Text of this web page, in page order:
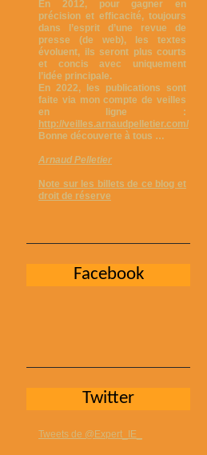
En 2012, pour gagner en
précision et efficacité, toujours
dans l’esprit d’une revue de
presse (de web), les textes
évoluent, ils seront plus courts
et concis avec uniquement
l’idée principale.
En 2022, les publications sont
faite via mon compte de veilles
en ligne :
http://veilles.arnaudpelletier.com/
Bonne découverte à tous …
Arnaud Pelletier
Note sur les billets de ce blog et
droit de réserve
Facebook
Twitter
Tweets de @Expert_IE_